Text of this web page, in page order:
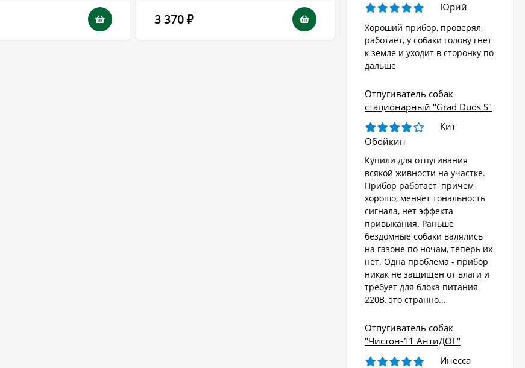
3 370 ₽
5 110₽
3 680₽
Юрий
Хороший прибор, проверял,
работает, у собаки голову гнет
к земле и уходит в сторонку по
дальше
Отпугиватель собак
стационарный "Grad Duos S"
Кит
Обойкин
Купили для отпугивания
всякой живности на участке.
Прибор работает, причем
хорошо, меняет тональность
сигнала, нет эффекта
привыкания. Раньше
бездомные собаки валялись
на газоне по ночам, теперь их
нет. Одна проблема - прибор
никак не защищен от влаги и
требует для блока питания
220В, это странно...
Отпугиватель собак
"Чистон-11 АнтиДОГ"
Инесса
Стационарный
отпугиватель животных
«AR-2403 Solar»
4 570₽
Ультразвуковой
отпугиватель собак,
кошек, лис, кроликов
Garden Protector 3"
8 690 ₽